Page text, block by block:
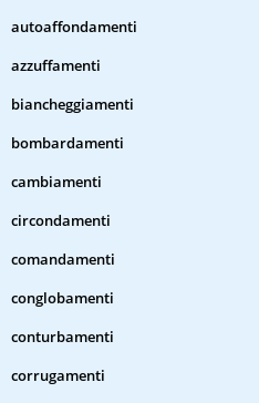
autoaffondamenti
azzuffamenti
biancheggiamenti
bombardamenti
cambiamenti
circondamenti
comandamenti
conglobamenti
conturbamenti
corrugamenti